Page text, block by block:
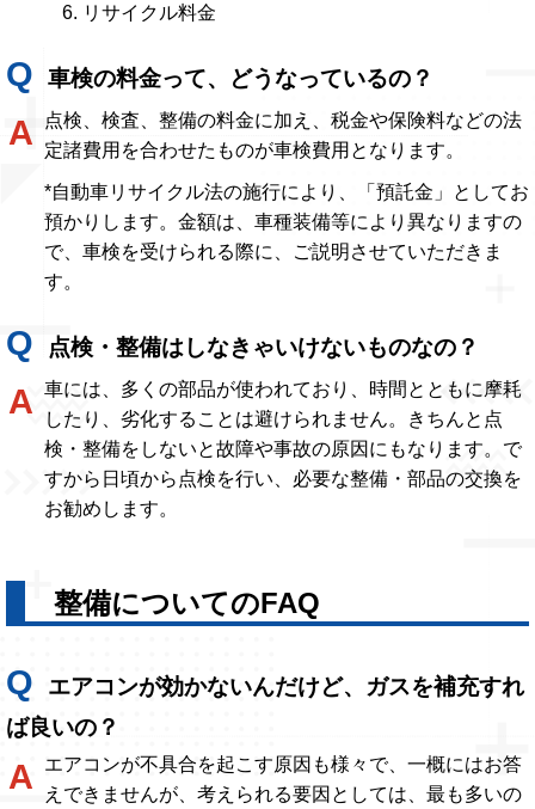
リサイクル料金
車検の料金って、どうなっているの？
点検、検査、整備の料金に加え、税金や保険料などの法
定諸費用を合わせたものが車検費用となります。
*自動車リサイクル法の施行により、「預託金」としてお
預かりします。金額は、車種装備等により異なりますの
で、車検を受けられる際に、ご説明させていただきま
す。
点検・整備はしなきゃいけないものなの？
車には、多くの部品が使われており、時間とともに摩耗
したり、劣化することは避けられません。きちんと点
検・整備をしないと故障や事故の原因にもなります。で
すから日頃から点検を行い、必要な整備・部品の交換を
お勧めします。
整備についてのFAQ
エアコンが効かないんだけど、ガスを補充すれ
ば良いの？
エアコンが不具合を起こす原因も様々で、一概にはお答
えできませんが、考えられる要因としては、最も多いの